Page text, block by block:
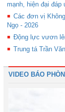
mạnh, hiện đại
Các đơn vị
Ngọ - 2026
Động lực vươn
Trung tá Trần
VIDEO BÁO